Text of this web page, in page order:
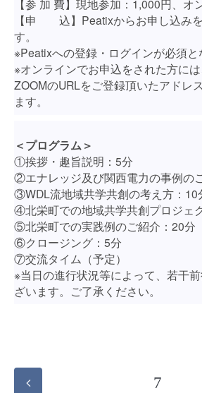
【参 加 費】現地参加：1,000円、オ
【申 込】Peatixからお申し込みを
す。
※Peatixへの登録・ログインが必須と
※オンラインでお申込をされた方に
ZOOMのURLをご登録頂いたアドレ
ます。
＜プログラム＞
①挨拶・趣旨説明：5分
②エナレッジ及び関西電力の事例の
③WDL流地域共学共創の考え方：10
④北栄町での地域共学共創プロジェ
⑤北栄町での実践例のご紹介：20分
⑥クロージング：5分
⑦交流タイム（予定）
※当日の進行状況等によって、若干
ざいます。ご了承ください。
7